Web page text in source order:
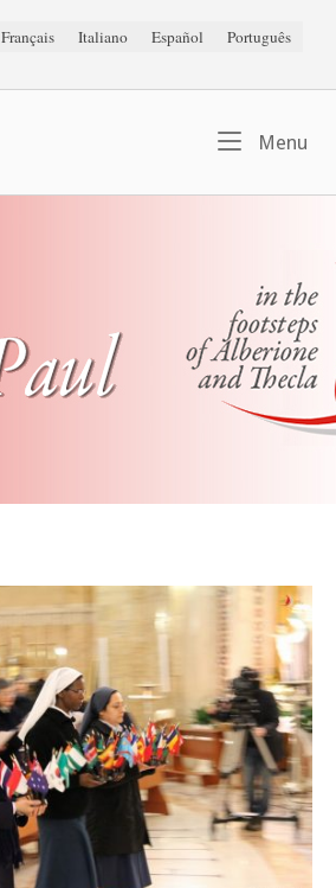
Français Italiano Español Português
Menu